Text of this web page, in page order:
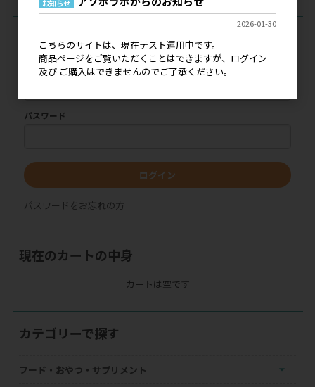
ログイン
メールアドレス
パスワード
ログイン
パスワードをお忘れの方
現在のカートの中身
カートは空です
カテゴリーで探す
フード・おやつ・サプリメント
お知らせ
2026-01-30
こちらのサイトは、現在テスト運用中です。
商品ページをご覧いただくことはできますが、ログイン
及び ご購入はできませんのでご了承ください。